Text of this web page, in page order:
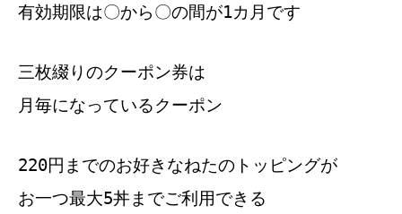
有効期限は〇から〇の間が1カ月です
三枚綴りのクーポン券は
月毎になっているクーポン
220円までのお好きなねたのトッピングが
お一つ最大5丼までご利用できる